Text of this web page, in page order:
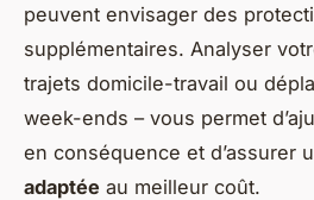
peuvent envisager des
supplémentaires. Analyser
trajets domicile-travail ou
week-ends – vous permet
en conséquence et d’assurer
adaptée au meilleur coût.